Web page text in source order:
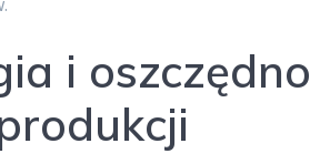
i